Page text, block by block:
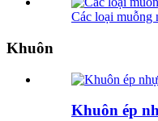
Các loại muỗng
Khuôn
Khuôn ép